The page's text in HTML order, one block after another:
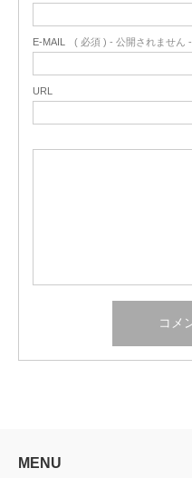
E-MAIL ( 必須 ) - 公開されません -
URL
MENU